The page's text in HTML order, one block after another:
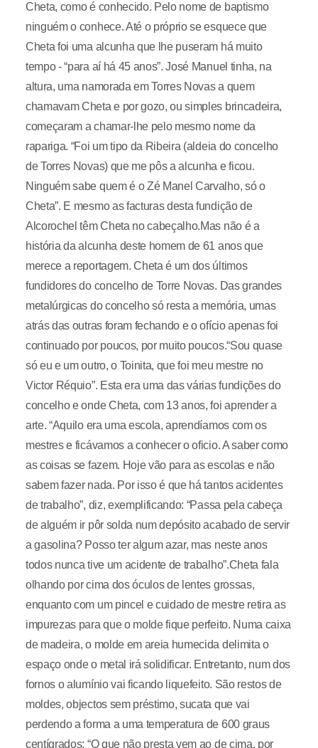
Cheta, como é conhecido. Pelo nome de baptismo
ninguém o conhece. Até o próprio se esquece que
Cheta foi uma alcunha que lhe puseram há muito
tempo - “para aí há 45 anos”. José Manuel tinha, na
altura, uma namorada em Torres Novas a quem
chamavam Cheta e por gozo, ou simples brincadeira,
começaram a chamar-lhe pelo mesmo nome da
rapariga. “Foi um tipo da Ribeira (aldeia do concelho
de Torres Novas) que me pôs a alcunha e ficou.
Ninguém sabe quem é o Zé Manel Carvalho, só o
Cheta”. E mesmo as facturas desta fundição de
Alcorochel têm Cheta no cabeçalho.Mas não é a
história da alcunha deste homem de 61 anos que
merece a reportagem. Cheta é um dos últimos
fundidores do concelho de Torre Novas. Das grandes
metalúrgicas do concelho só resta a memória, umas
atrás das outras foram fechando e o ofício apenas foi
continuado por poucos, por muito poucos.“Sou quase
só eu e um outro, o Toinita, que foi meu mestre no
Victor Réquio”. Esta era uma das várias fundições do
concelho e onde Cheta, com 13 anos, foi aprender a
arte. “Aquilo era uma escola, aprendíamos com os
mestres e ficávamos a conhecer o oficio. A saber como
as coisas se fazem. Hoje vão para as escolas e não
sabem fazer nada. Por isso é que há tantos acidentes
de trabalho”, diz, exemplificando: “Passa pela cabeça
de alguém ir pôr solda num depósito acabado de servir
a gasolina? Posso ter algum azar, mas neste anos
todos nunca tive um acidente de trabalho”.Cheta fala
olhando por cima dos óculos de lentes grossas,
enquanto com um pincel e cuidado de mestre retira as
impurezas para que o molde fique perfeito. Numa caixa
de madeira, o molde em areia humecida delimita o
espaço onde o metal irá solidificar. Entretanto, num dos
fornos o alumínio vai ficando liquefeito. São restos de
moldes, objectos sem préstimo, sucata que vai
perdendo a forma a uma temperatura de 600 graus
centígrados: “O que não presta vem ao de cima, por